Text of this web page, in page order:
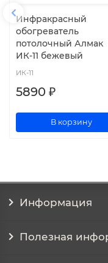
Инфракрасный
обогреватель
потолочный Алмак
ИК-11 бежевый
ИК-11
5890 ₽
В корзину
Информация
Полезная